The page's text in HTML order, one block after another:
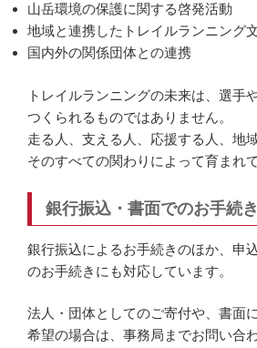
山岳環境の保護に関する啓発活動
地域と連携したトレイルランニング
国内外の関係団体との連携
トレイルランニングの未来は、選手
つくられるものではありません。
走る人、支える人、応援する人、地
そのすべての関わりによって育まれ
銀行振込・書面でのお手続き
銀行振込によるお手続きのほか、申
のお手続きにも対応しています。
法人・団体としてのご寄付や、書面
希望の場合は、事務局までお問い合